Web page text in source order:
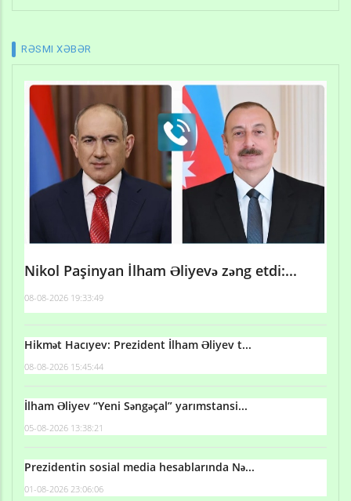
RƏSMI XƏBƏR
Nikol Paşinyan İlham Əliyevə zəng etdi:...
08-08-2026 19:33:49
Hikmət Hacıyev: Prezident İlham Əliyev t...
08-08-2026 15:45:44
İlham Əliyev “Yeni Səngəçal” yarımstansi...
05-08-2026 13:38:21
Prezidentin sosial media hesablarında Nə...
01-08-2026 23:06:06